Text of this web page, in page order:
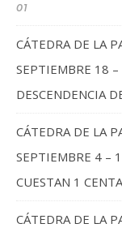
01
CÁTEDRA DE LA
SEPTIEMBRE 18
DESCENDENCIA
CÁTEDRA DE LA
SEPTIEMBRE 4 –
CUESTAN 1
CÁTEDRA DE LA